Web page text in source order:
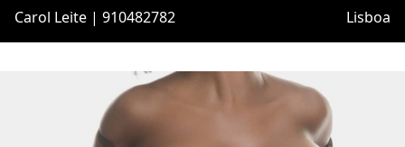
Carol Leite | 910482782 Lisboa